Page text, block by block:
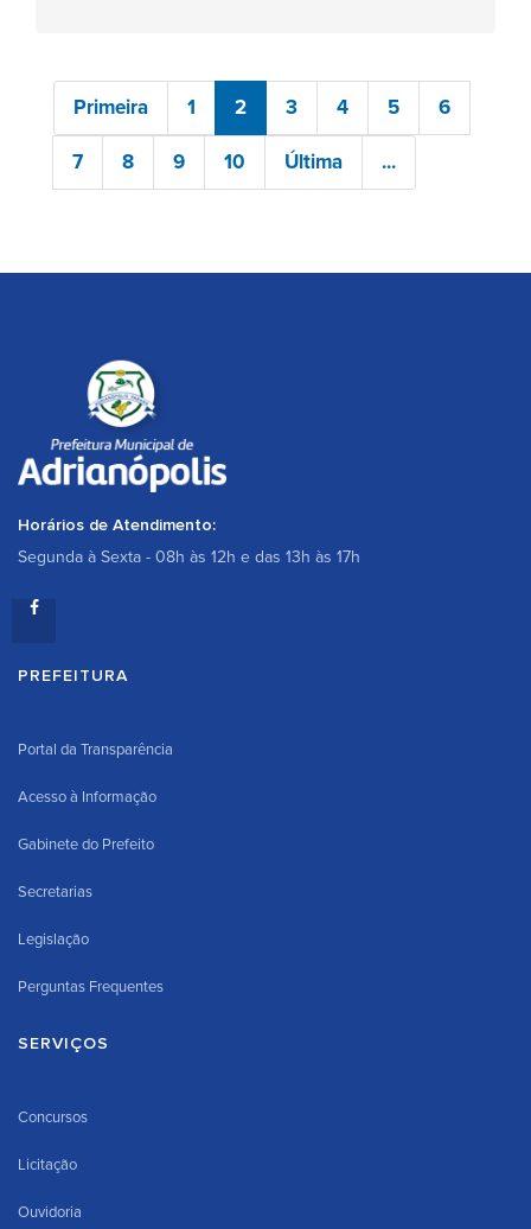
Primeira 1 2 3 4 5 6
7 8 9 10 Última ...
Horários de Atendimento:
Segunda à Sexta - 08h às 12h e das 13h às 17h
PREFEITURA
Portal da Transparência
Acesso à Informação
Gabinete do Prefeito
Secretarias
Legislação
Perguntas Frequentes
SERVIÇOS
Concursos
Licitação
Ouvidoria